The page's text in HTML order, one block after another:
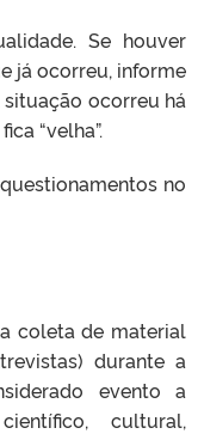
Se houver
já ocorreu, informe
ocorreu há
“velha”.
no
coleta de material
durante a
evento a
cultural,